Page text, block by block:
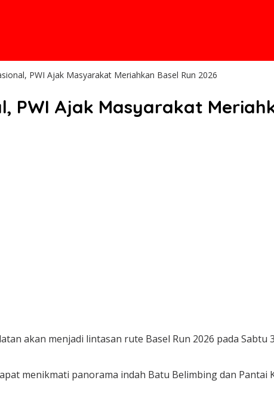
PWI Ajak Masyarakat Meriahkan Basel Run 2026
PWI Ajak Masyarakat
akan menjadi lintasan rute Basel Run 2026 pada
menikmati panorama indah Batu Belimbing dan Pantai